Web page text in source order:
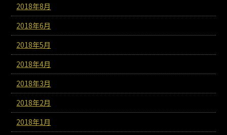
2018年8月
2018年6月
2018年5月
2018年4月
2018年3月
2018年2月
2018年1月